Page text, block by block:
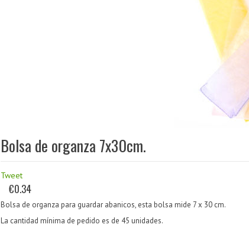
Bolsa de organza 7x30cm.
Tweet
€0.34
Bolsa de organza para guardar abanicos, esta bolsa mide 7 x 30 cm.
La cantidad mínima de pedido es de 45 unidades.